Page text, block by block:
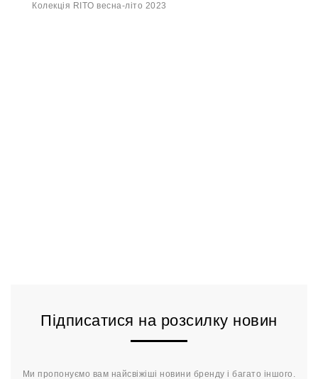
Колекція RITO весна-літо 2023
Підписатися на розсилку новин
Ми пропонуємо вам найсвіжіші новини бренду і багато іншого.